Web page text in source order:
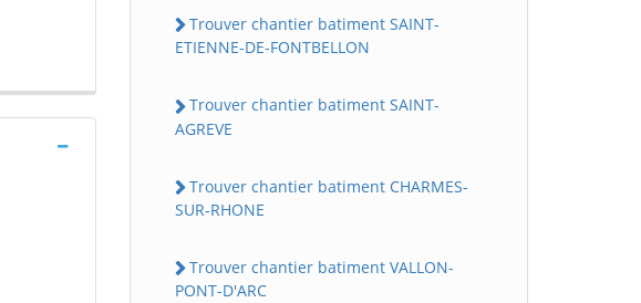
Trouver chantier batiment SAINT-
ETIENNE-DE-FONTBELLON
Trouver chantier batiment SAINT-
AGREVE
Trouver chantier batiment CHARMES-
SUR-RHONE
Trouver chantier batiment VALLON-
PONT-D'ARC